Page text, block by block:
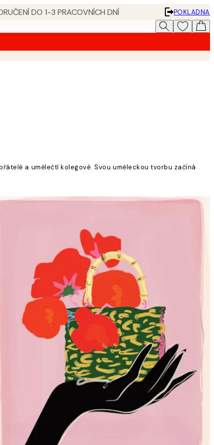
DO 1-3 PRACOVNÍCH DNÍ
POKLADNA
a umělečtí kolegové. Svou uměleckou tvorbu začíná